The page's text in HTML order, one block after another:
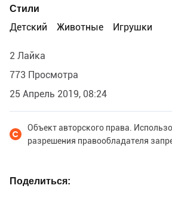
Стили
Детский
Животные Игрушки
2 Лайка
773 Просмотра
25 Апрель 2019, 08:24
Объект авторского права.
разрешения правообладателя
Поделиться